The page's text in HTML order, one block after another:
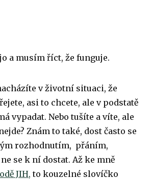
a musím říct, že funguje.
v životní situaci, že
asi to chcete, ale v podstatě
vypadat. Nebo tušíte a víte, ale
Znám to také, dost často se
rozhodnutím, přáním,
se k ní dostat. Až ke mně
JIH, to kouzelné slovíčko